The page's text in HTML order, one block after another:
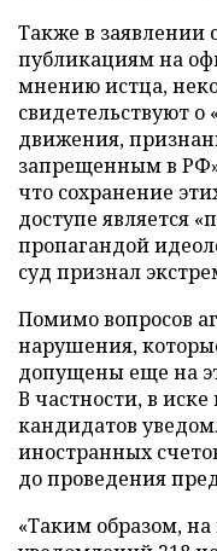
Также в заявлении
публикациям на
мнению истца,
свидетельствуют
движения,
запрещенным в
что сохранение
доступе является
пропагандой
суд признал
Помимо вопросов
нарушения,
допущены еще на
В частности, в иске
кандидатов
иностранных
до проведения
«Таким образом,